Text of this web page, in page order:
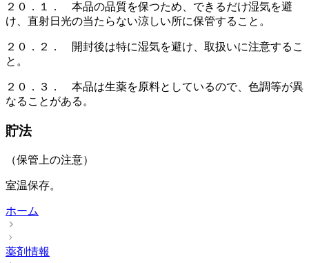
２０．１． 本品の品質を保つため、できるだけ湿気を避
け、直射日光の当たらない涼しい所に保管すること。
２０．２． 開封後は特に湿気を避け、取扱いに注意するこ
と。
２０．３． 本品は生薬を原料としているので、色調等が異
なることがある。
貯法
（保管上の注意）
室温保存。
ホーム
薬剤情報